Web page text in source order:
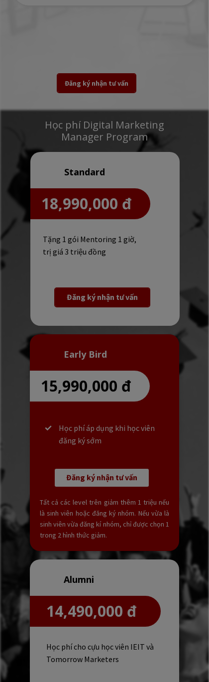
Đăng ký nhận tư vấn
Học phí Digital Marketing
Manager Program
14,490,000 đ
Alumni
Học phí cho cựu học viên IEIT và
Tomorrow Marketers
18,990,000 đ
Standard
Tặng 1 gói Mentoring 1 giờ,
trị giá 3 triệu đồng
Đăng ký nhận tư vấn
Đăng ký nhận tư vấn
15,990,000 đ
Early Bird
Học phí áp dụng khi học viên
đăng ký sớm
Tất cả các level trên giảm thêm 1 triệu nếu
là sinh viên hoặc đăng ký nhóm. Nếu vừa là
sinh viên vừa đăng kí nhóm, chỉ được chọn 1
trong 2 hình thức giảm.